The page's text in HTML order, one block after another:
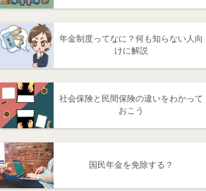
年金制度ってなに？何も知らない人向
けに解説
社会保険と民間保険の違いをわかって
おこう
国民年金を免除する？